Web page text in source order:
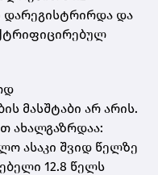
და
მასშტაბი არ არის.
ახალგაზრდაა:
ასაკი შვიდ წელზე
12.8 წელს